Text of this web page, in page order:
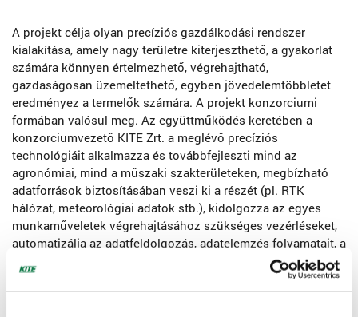
A projekt célja olyan precíziós gazdálkodási rendszer
kialakítása, amely nagy területre kiterjeszthető, a gyakorlat
számára könnyen értelmezhető, végrehajtható,
gazdaságosan üzemeltethető, egyben jövedelemtöbbletet
eredményez a termelők számára. A projekt konzorciumi
formában valósul meg. Az együttműködés keretében a
konzorciumvezető KITE Zrt. a meglévő precíziós
technológiáit alkalmazza és továbbfejleszti mind az
agronómiai, mind a műszaki szakterületeken, megbízható
adatforrások biztosításában veszi ki a részét (pl. RTK
hálózat, meteorológiai adatok stb.), kidolgozza az egyes
munkaműveletek végrehajtásához szükséges vezérléseket,
automatizálja az adatfeldolgozás, adatelemzés folyamatait, a
versenyképes gazdálkodás biztosítása mellett. A
konzorciumi tagok közül a Debreceni Egyetem munkatársai
elvégzik a precíziós gazdálkodást megalapozó kísérleti